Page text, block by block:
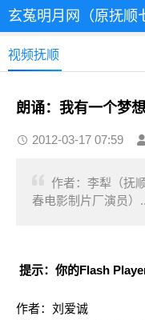
玄菟明月网（原抚顺
视频抚顺
朗诵：我有一个梦想
2012-03-17 07:59
作者：李犁（抚
春电影制片厂演员）
提示：你的Flash
作者：刘爱诚